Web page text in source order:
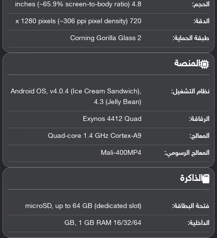
الحجم: 4.8 inches (~65.9% screen-to-body ratio)
الدقة: 720 x 1280 pixels (~306 ppi pixel density)
طبقة الحماية: Corning Gorilla Glass 2
المنصة
نظام التشغيل:
Android OS, v4.0.4 (Ice Cream Sandwich),
4.3 (Jelly Bean)
الرقاقة:
Exynos 4412 Quad
المعالج:
Quad-core 1.4 GHz Cortex-A9
المعالج الرسومي:
Mali-400MP4
الذاكرة
فتحة البطاقة: microSD, up to 64 GB (dedicated slot)
الداخلية: 16/32/64 GB, 1 GB RAM